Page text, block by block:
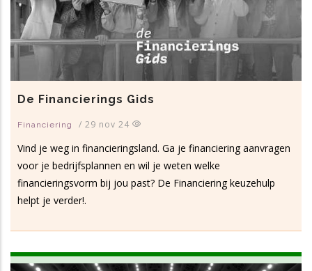
De Financierings Gids
Financiering / 29 nov 24
Vind je weg in financieringsland. Ga je financiering aanvragen
voor je bedrijfsplannen en wil je weten welke
financieringsvorm bij jou past? De Financiering keuzehulp
helpt je verder!.